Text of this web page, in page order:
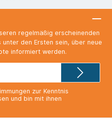
regelmäßig erscheinenden
den Ersten sein, über neue
informiert werden.
zur Kenntnis
und bin mit ihnen